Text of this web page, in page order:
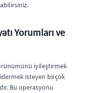
Yorumları ve
iyileştirmek
isteyen birçok
Bu operasyonu